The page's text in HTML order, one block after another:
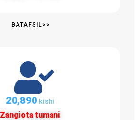
BATAFSIL>>
21,025 kishi
Zangiota tumani